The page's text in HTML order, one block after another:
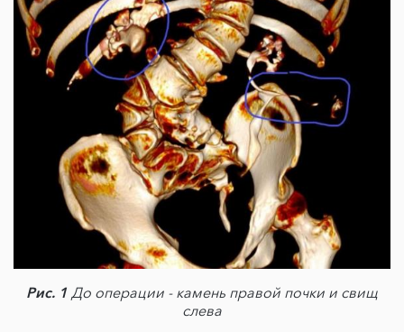
Рис. 1 До операции - камень правой почки и свищ
слева